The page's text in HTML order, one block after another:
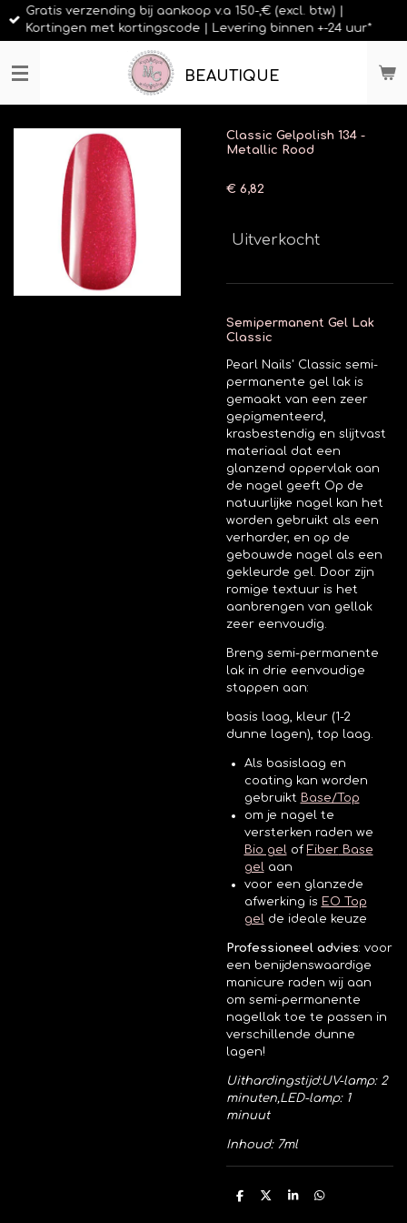
Ga
direct
de
BEAUTIQUE
Gratis verzending bij aankoop v.a 150-,€ (excl. btw) |
Kortingen met kortingscode | Levering binnen +-24 uur*
Classic Gelpolish 134 -
Metallic Rood
€ 6,82
Uitverkocht
Semipermanent Gel Lak
Classic
Pearl Nails' Classic semi-
permanente gel lak is
gemaakt van een zeer
gepigmenteerd,
krasbestendig en slijtvast
materiaal dat een
glanzend oppervlak aan
de nagel geeft Op de
natuurlijke nagel kan het
worden gebruikt als een
verharder, en op de
gebouwde nagel als een
gekleurde gel. Door zijn
romige textuur is het
aanbrengen van gellak
zeer eenvoudig.
Breng semi-permanente
lak in drie eenvoudige
stappen aan:
basis laag, kleur (1-2
dunne lagen), top laag.
Als basislaag en
coating kan worden
gebruikt Base/Top
om je nagel te
versterken raden we
Bio gel of FiberBase
gel aan
voor een glanzede
afwerking is EO Top
gel de ideale keuze
Professioneel advies: voor
een benijdenswaardige
manicure raden wij aan
om semi-permanente
nagellak toe te passen in
verschillende dunne
lagen!
Uithardingstijd:UV-lamp: 2
minuten,LED-lamp: 1
minuut
Inhoud: 7ml
D
D
S
D